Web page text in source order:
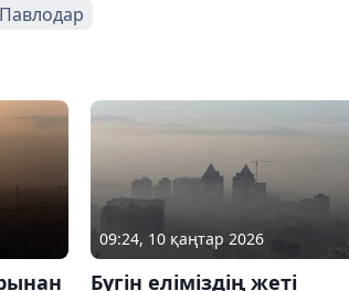
Павлодар
09:24, 10 қаңтар 2026
Бүгін еліміздің жеті